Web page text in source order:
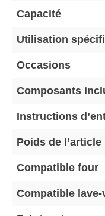
Capacité
Utilisation
Occasions
Composants
Instructions
Poids de l’article
Compatible four
Compatible